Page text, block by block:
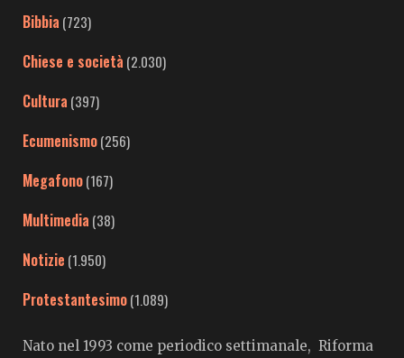
Bibbia (723)
Chiese e società (2.030)
Cultura (397)
Ecumenismo(256)
Megafono(167)
Multimedia (38)
Notizie (1.950)
Protestantesimo(1.089)
Nato nel 1993 come periodico settimanale, Riforma